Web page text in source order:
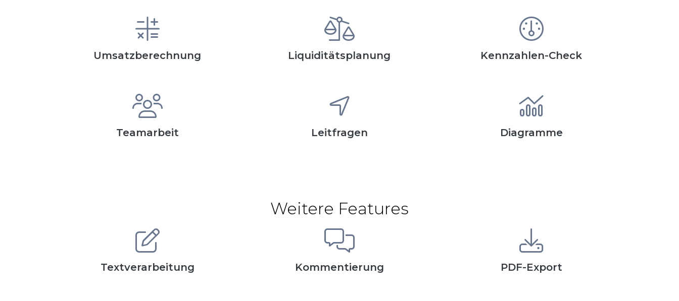
Umsatzberechnung Liquiditätsplanung Kennzahlen-Check
Teamarbeit Leitfragen Diagramme
Weitere Features
Textverarbeitung Kommentierung PDF-Export